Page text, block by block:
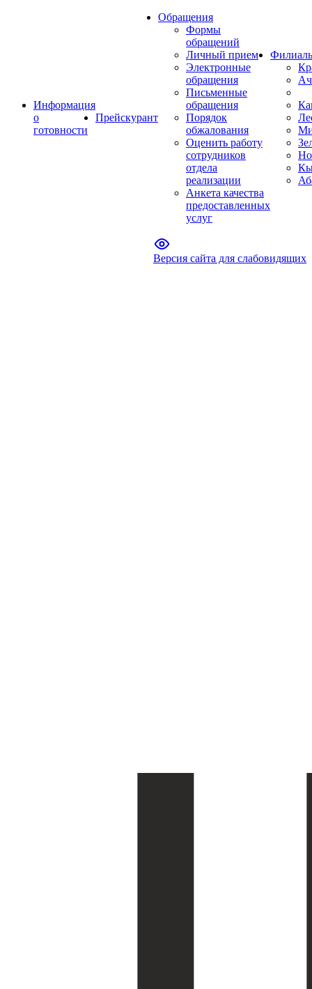
Информация
о
готовности
Прейскурант
Обращения
Формы
обращений
Личный прием
Электронные
обращения
Письменные
обращения
Порядок
обжалования
Оценить работу
сотрудников
отдела
реализации
Анкета качества
предоставленных
услуг
Версия сайта для слабовидящих